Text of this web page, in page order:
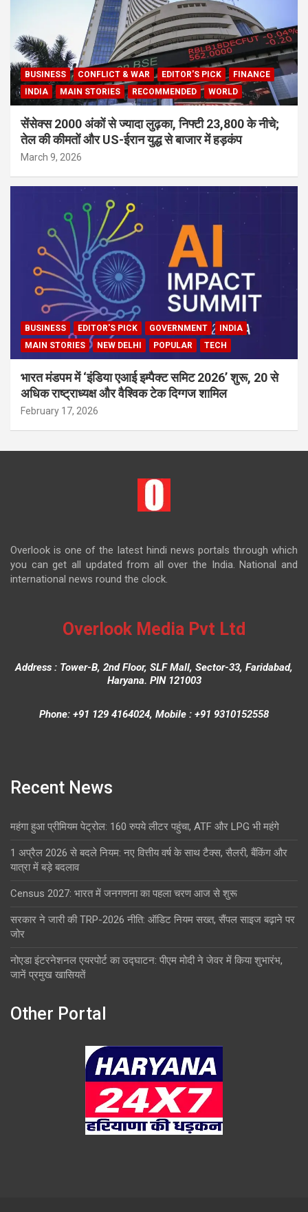
BUSINESS CONFLICT & WAR EDITOR'S PICK
FINANCE
INDIA
MAIN STORIES RECOMMENDED WORLD
सेंसेक्स 2000 अंकों से ज्यादा लुढ़का, निफ्टी 23,800 के नीचे;
तेल की कीमतों और US-ईरान युद्ध से बाजार में हड़कंप
March 9, 2026
BUSINESS EDITOR'S PICK GOVERNMENT
INDIA
MAIN STORIES
NEW DELHI POPULAR TECH
भारत मंडपम में ‘इंडिया एआई इम्पैक्ट समिट 2026’ शुरू, 20 से
अधिक राष्ट्राध्यक्ष और वैश्विक टेक दिग्गज शामिल
February 17, 2026
Overlook is one of the latest hindi news portals through which
you can get all updated from all over the India. National and
international news round the clock.
Overlook Media Pvt Ltd
Address : Tower-B, 2nd Floor, SLF Mall, Sector-33, Faridabad,
Haryana. PIN 121003
Phone: +91 129 4164024, Mobile : +91 9310152558
Recent News
महंगा हुआ प्रीमियम पेट्रोल: 160 रुपये लीटर पहुंचा, ATF और LPG भी महंगे
1 अप्रैल 2026 से बदले नियम: नए वित्तीय वर्ष के साथ टैक्स, सैलरी, बैंकिंग और
यात्रा में बड़े बदलाव
Census 2027: भारत में जनगणना का पहला चरण आज से शुरू
सरकार ने जारी की TRP-2026 नीति: ऑडिट नियम सख्त, सैंपल साइज बढ़ाने पर
जोर
नोएडा इंटरनेशनल एयरपोर्ट का उद्घाटन: पीएम मोदी ने जेवर में किया शुभारंभ,
जानें प्रमुख खासियतें
Other Portal